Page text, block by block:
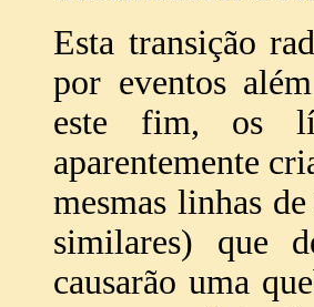
Esta transição
por eventos
este fim, os
aparentemente
mesmas linhas
similares) que
causarão uma